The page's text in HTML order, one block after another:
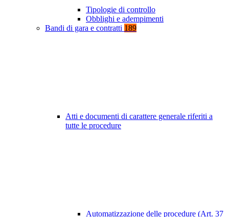
Tipologie di controllo
Obblighi e adempimenti
Bandi di gara e contratti 189
Atti e documenti di carattere generale riferiti a
tutte le procedure
Automatizzazione delle procedure (Art. 37